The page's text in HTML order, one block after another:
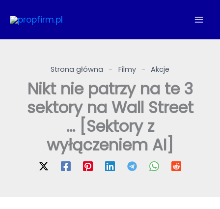
do
Strona główna - Filmy - Akcje
Nikt nie patrzy na te 3
sektory na Wall Street
… [Sektory z
wyłączeniem AI]